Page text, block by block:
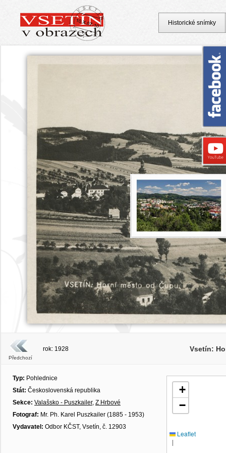
Předchozí
rok: 1928 Vsetín:
Typ: Pohlednice
Stát: Československá republika
Sekce: Valašsko - Puszkailer, Z Hrbové
Fotograf: Mr. Ph. Karel Puszkailer (1885 - 1953)
Vydavatel: Odbor KČST, Vsetín, č. 12903
+
−
Leaflet
|
Historické snímky